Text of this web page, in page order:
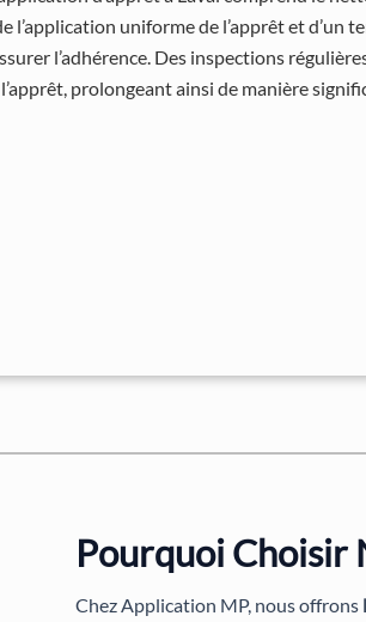
l’application uniforme de l’apprêt et d’un
l’adhérence. Des inspections
prolongeant ainsi de manière
Pourquoi Choisir
Chez Application MP, nous offrons